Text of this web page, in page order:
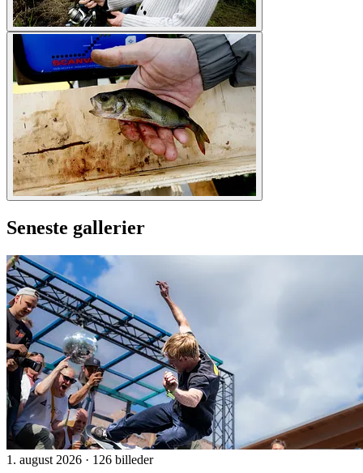
Seneste gallerier
1. august 2026 · 126 billeder